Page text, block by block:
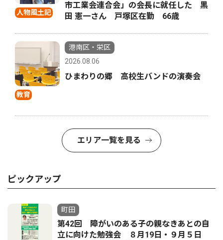
人物風土記
市工業会連合会」の会長に就任した 黒
田 憲一さん 戸塚区在勤 66歳
教育
港南区・栄区
2026.08.06
ひまわりの郷 高校生バンドの演奏会
エリア一覧を見る
ピックアップ
町田
第42回 障がいのある子の親なきあとの自
立に向けた勉強会 ８月19日・９月５日